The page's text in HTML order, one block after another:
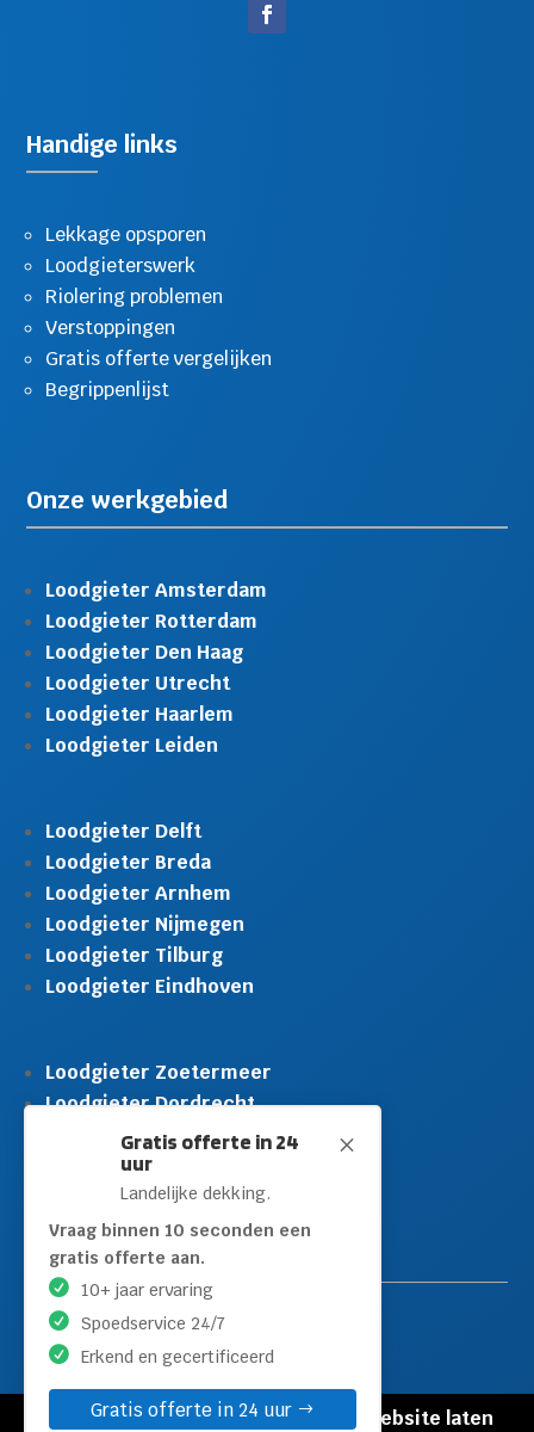
M
Gratis offerte in 24
uur
Landelijke dekking.
Vraag binnen 10 seconden een
gratis offerte aan.
10+ jaar ervaring
Spoedservice 24/7
Erkend en gecertificeerd
Gratis offerte in 24 uur
Handige links
Lekkage opsporen
Loodgieterswerk
Riolering problemen
Verstoppingen
Gratis offerte vergelijken
Begrippenlijst
Onze werkgebied
Loodgieter Amsterdam
Loodgieter Rotterdam
Loodgieter Den Haag
Loodgieter Utrecht
Loodgieter Haarlem
Loodgieter Leiden
Loodgieter Delft
Loodgieter Breda
Loodgieter Arnhem
Loodgieter Nijmegen
Loodgieter Tilburg
Loodgieter Eindhoven
Loodgieter Zoetermeer
Loodgieter Dordrecht
Loodgieter Rijswijk
Loodgieter Schiedam
Loodgieter Leidschendam
Loodgieter Hilversum
© Copyright Loodgieters Kwartier | Website laten